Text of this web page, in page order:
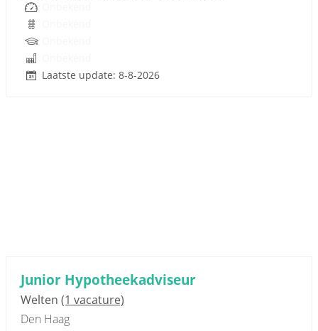
Laatste update: 8-8-2026
Junior Hypotheekadviseur
Welten (1 vacature)
Den Haag